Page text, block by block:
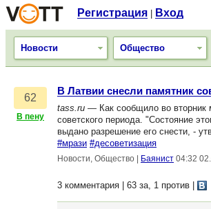
Регистрация Вход
Новости Общество
62
В пену
В Латвии снесли памятник
tass.ru — Как сообщило во вторник
советского периода. "Состояние
выдано разрешение его снести, -
#мрази #десоветизация
Новости, Общество Баянист 04:32
3 комментария | 63 за, 1 против